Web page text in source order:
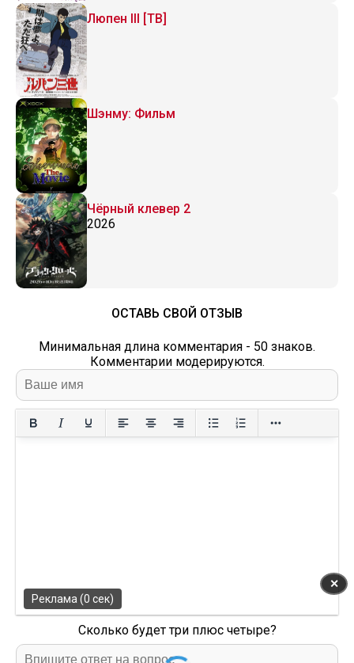
Люпен III [ТВ]
Шэнму: Фильм
Чёрный клевер 2
2026
ОСТАВЬ СВОЙ ОТЗЫВ
Минимальная длина комментария - 50 знаков.
Комментарии модерируются.
Сколько будет три плюс четыре?
✕
Реклама (0 сек)